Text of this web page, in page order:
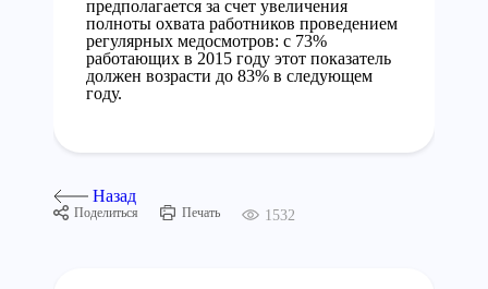
предполагается за счет увеличения
полноты охвата работников проведением
регулярных медосмотров: с 73%
работающих в 2015 году этот показатель
должен возрасти до 83% в следующем
году.
Назад
Поделиться Печать 1532